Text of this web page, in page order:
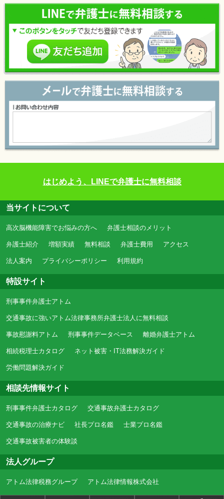
はじめよう、LINEで弁護士に無料相談
当サイトについて
高次脳機能障害でお悩みの方へ 弁護士相談のメリット
弁護士紹介 増額実績 無料相談 弁護士費用 アクセス
法人案内 プライバシーポリシー 利用規約
特設サイト
刑事事件弁護士アトム
交通事故に強いアトム法律事務所弁護士法人に無料相談
事故慰謝料アトム 刑事事件データベース 離婚弁護士アトム
相続税理士カタログ ネット被害・IT法務解決ガイド
労働問題解決ガイド
相談先情報サイト
刑事事件弁護士カタログ 交通事故弁護士カタログ
交通事故の治療ナビ 社長プロ名鑑 士業プロ名鑑
交通事故被害者の体験談
法人グループ
アトム法律税務グループ アトム法律情報株式会社